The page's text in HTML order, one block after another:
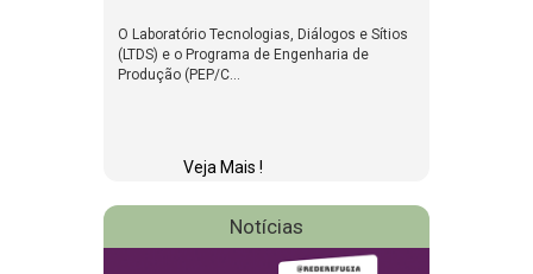
O Laboratório Tecnologias, Diálogos e Sítios
(LTDS) e o Programa de Engenharia de
Produção (PEP/C...
Veja Mais !
Notícias